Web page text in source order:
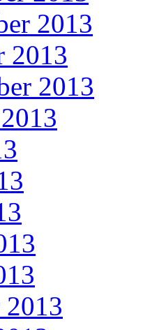
2013
2013
2013
2013